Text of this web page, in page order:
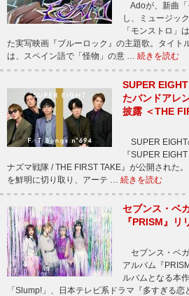
Adoが、新曲「
し、ミュージッ
「モンストロ」
た実写映画『ブルーロック』の主題歌。タイト
は、スペイン語で「怪物」の意 … 続きを読む
SUPER
たバンドアレ
披露 ＜THE
SUPER EIGHT
『SUPER
ナズマ戦隊 / THE FIRST TAKE』が公開され
を鮮明に切り取り、アーテ … 続きを読む
セブンス・ベ
『PRISM』
セブンス・ベ
アルバム『
ルバムとなる本
「Slump!」、日本テレビ系ドラマ『多すぎる